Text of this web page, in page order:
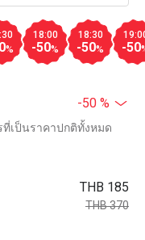
%
18:00
-50%
18:30
-50% -50
-50 %
เป็นราคาปกติทั้งหมด
THB 185
THB 370